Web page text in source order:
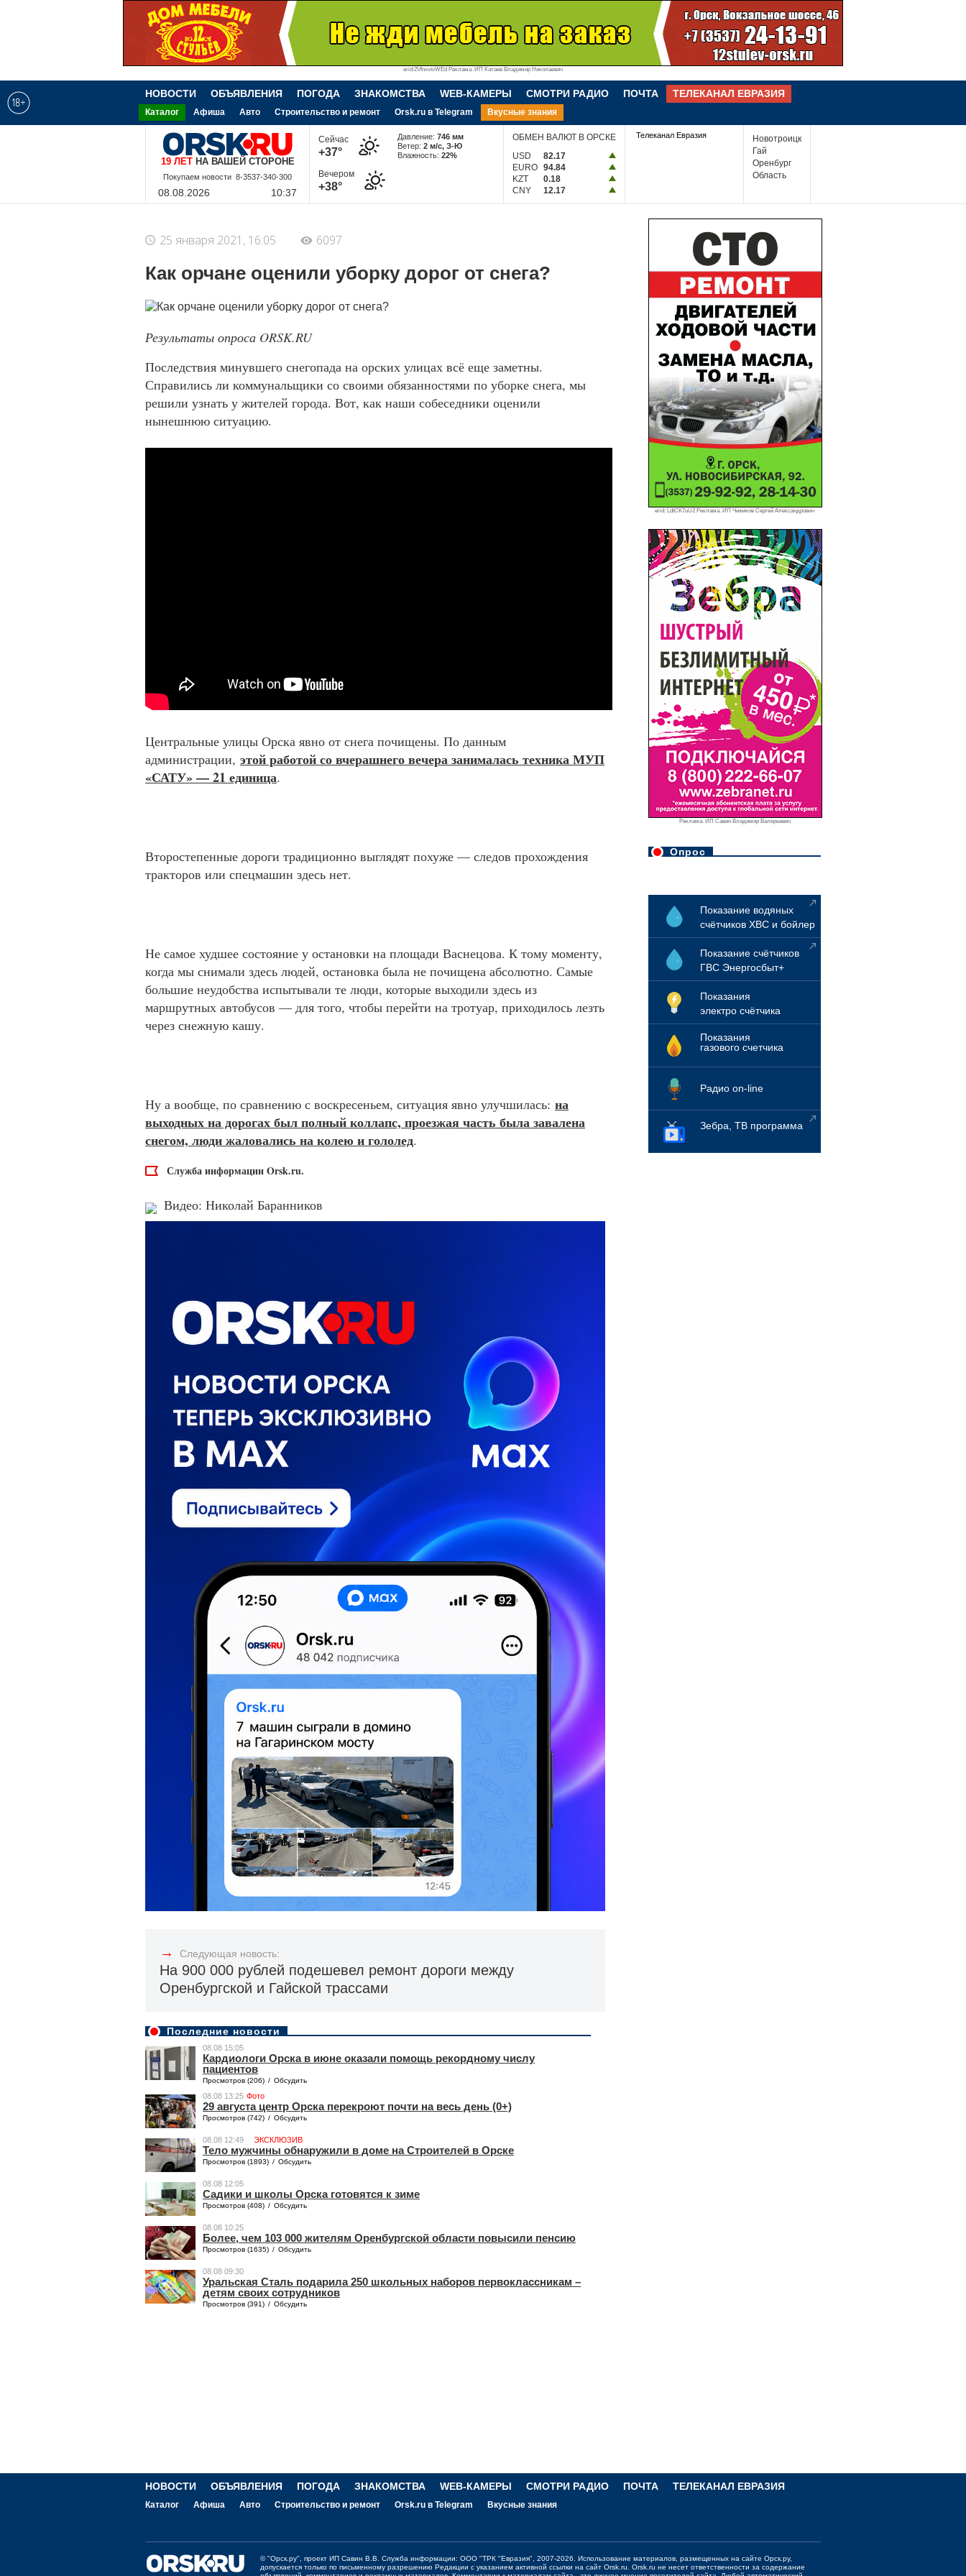
erid:2VfnxvtvWEd Реклама. ИП Катаев Владимир Николаевич
НОВОСТИ ОБЪЯВЛЕНИЯ ПОГОДА ЗНАКОМСТВА WEB-КАМЕРЫ СМОТРИ РАДИО ПОЧТА ТЕЛЕКАНАЛ ЕВРАЗИЯ
Каталог Афиша Авто Строительство и ремонт Orsk.ru в Telegram Вкусные знания
19 ЛЕТНА ВАШЕЙ СТОРОНЕ
8-9-228-340-300
Сейчас
+37°
Вечером
+38°
Давление:746 мм
Ветер:2 м/c, З-Ю
Влажность:22%
ОБМЕН ВАЛЮТ В ОРСКЕ
USD
82.17
EURO 94.84
KZT
0.18
CNY
12.17
Телеканал Евразия
Новотроицк
Гай
Оренбург
Область
erid: LdtCK7uU2 Реклама. ИП Чижиков Сергей Александрович
Реклама. ИП Савин Владимир Валерьевич
Опрос
Показание водяных
счётчиков ХВС и бойлер
Показание счётчиков
ГВС Энергосбыт+
Показания
электро счётчика
Показания
газового счетчика
Радио on-line
Зебра, ТВ программа
25 января 2021, 16:05 6097
Как орчане оценили уборку дорог от снега?
Результаты опроса ORSK.RU
Последствия минувшего снегопада на орских улицах всё еще заметны.
Справились ли коммунальщики со своими обязанностями по уборке снега, мы
решили узнать у жителей города. Вот, как наши собеседники оценили
нынешнюю ситуацию.
Центральные улицы Орска явно от снега почищены. По данным
администрации, этой работой со вчерашнего вечера занималась техника МУП
«САТУ» — 21 единица.
Второстепенные дороги традиционно выглядят похуже — следов прохождения
тракторов или спецмашин здесь нет.
Не самое худшее состояние у остановки на площади Васнецова. К тому моменту,
когда мы снимали здесь людей, остановка была не почищена абсолютно. Самые
большие неудобства испытывали те люди, которые выходили здесь из
маршрутных автобусов — для того, чтобы перейти на тротуар, приходилось лезть
через снежную кашу.
Ну а вообще, по сравнению с воскресеньем, ситуация явно улучшилась: на
выходных на дорогах был полный коллапс, проезжая часть была завалена
снегом, люди жаловались на колею и гололед.
Служба информации Orsk.ru.
Видео: Николай Баранников
→ Следующая новость:
На 900 000 рублей подешевел ремонт дороги между
Оренбургской и Гайской трассами
Последние новости
08.08 15:05
Кардиологи Орска в июне оказали помощь рекордному числу
пациентов
Просмотров (206) / Обсудить
08.08 13:25 Фото
29 августа центр Орска перекроют почти на весь день (0+)
Просмотров (742) / Обсудить
08.08 12:49 ЭКСКЛЮЗИВ
Тело мужчины обнаружили в доме на Строителей в Орске
Просмотров (1893) / Обсудить
08.08 12:05
Садики и школы Орска готовятся к зиме
Просмотров (408) / Обсудить
08.08 10:25
Более, чем 103 000 жителям Оренбургской области повысили пенсию
Просмотров (1635) / Обсудить
08.08 09:30
Уральская Сталь подарила 250 школьных наборов первоклассникам –
детям своих сотрудников
Просмотров (391) / Обсудить
НОВОСТИ ОБЪЯВЛЕНИЯ ПОГОДА ЗНАКОМСТВА WEB-КАМЕРЫ СМОТРИ РАДИО ПОЧТА ТЕЛЕКАНАЛ ЕВРАЗИЯ
Каталог Афиша Авто Строительство и ремонт Orsk.ru в Telegram Вкусные знания
©"Орск.ру" , проект ИП Савин В.В. Служба информации: ООО "ТРК "Евразия", 2007-2026. Использование материалов, размещенных на сайте Орск.ру,
допускается только по письменному разрешению Редакции с указанием активной ссылки на сайт Orsk.ru Orsk.ru не несет ответственности за содержание